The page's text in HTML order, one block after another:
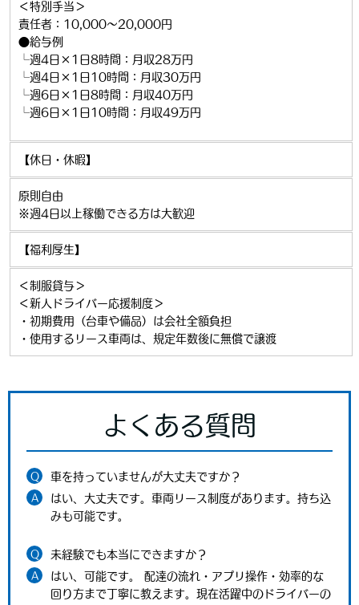
＜特別手当＞
責任者：10,000～20,000円
●給与例
└週4日×1日8時間：月収28万円
└週4日×1日10時間：月収30万円
└週6日×1日8時間：月収40万円
└週6日×1日10時間：月収49万円
【休日・休暇】
原則自由
※週4日以上稼働できる方は大歓迎
【福利厚生】
＜制服貸与＞
＜新人ドライバー応援制度＞
・初期費用（台車や備品）は会社全額負担
・使用するリース車両は、規定年数後に無償で譲渡
よくある質問
Q 車を持っていませんが大丈夫ですか？
A
はい、大丈夫です。車両リース制度があります。持ち込
みも可能です。
Q 未経験でも本当にできますか？
A
はい、可能です。 配達の流れ・アプリ操作・効率的な
回り方まで丁寧に教えます。現在活躍中のドライバーの